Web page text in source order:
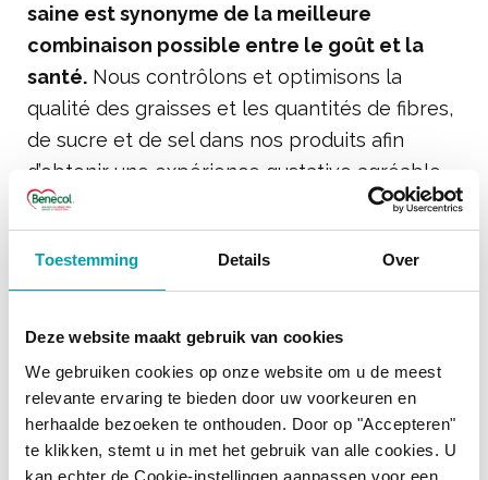
Toestemming Details Over
Deze website maakt gebruik van cookies
We gebruiken cookies op onze website om u de meest
relevante ervaring te bieden door uw voorkeuren en
herhaalde bezoeken te onthouden. Door op "Accepteren"
te klikken, stemt u in met het gebruik van alle cookies. U
kan echter de Cookie-instellingen aanpassen voor een
saine est synonyme de la meilleure
combinaison possible entre le goût et la
santé. Nous contrôlons et optimisons la
qualité des graisses et les quantités de fibres,
de sucre et de sel dans nos produits afin
d’obtenir une expérience gustative agréable.
Pour soutenir le développement des produits,
nous avons définiun critère de santéqui
guide notre travail de développement pour
toutes les catégories de produits.